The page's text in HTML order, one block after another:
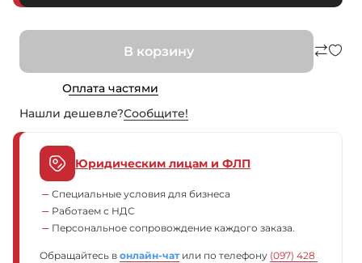
В корзину
Оплата частями
Нашли дешевле?Сообщите!
Юридическим лицам и ФЛП
Специальные условия для бизнеса
Работаем с НДС
Персональное сопровождение каждого заказа.
Обращайтесь в онлайн-чатили по телефону (097) 428